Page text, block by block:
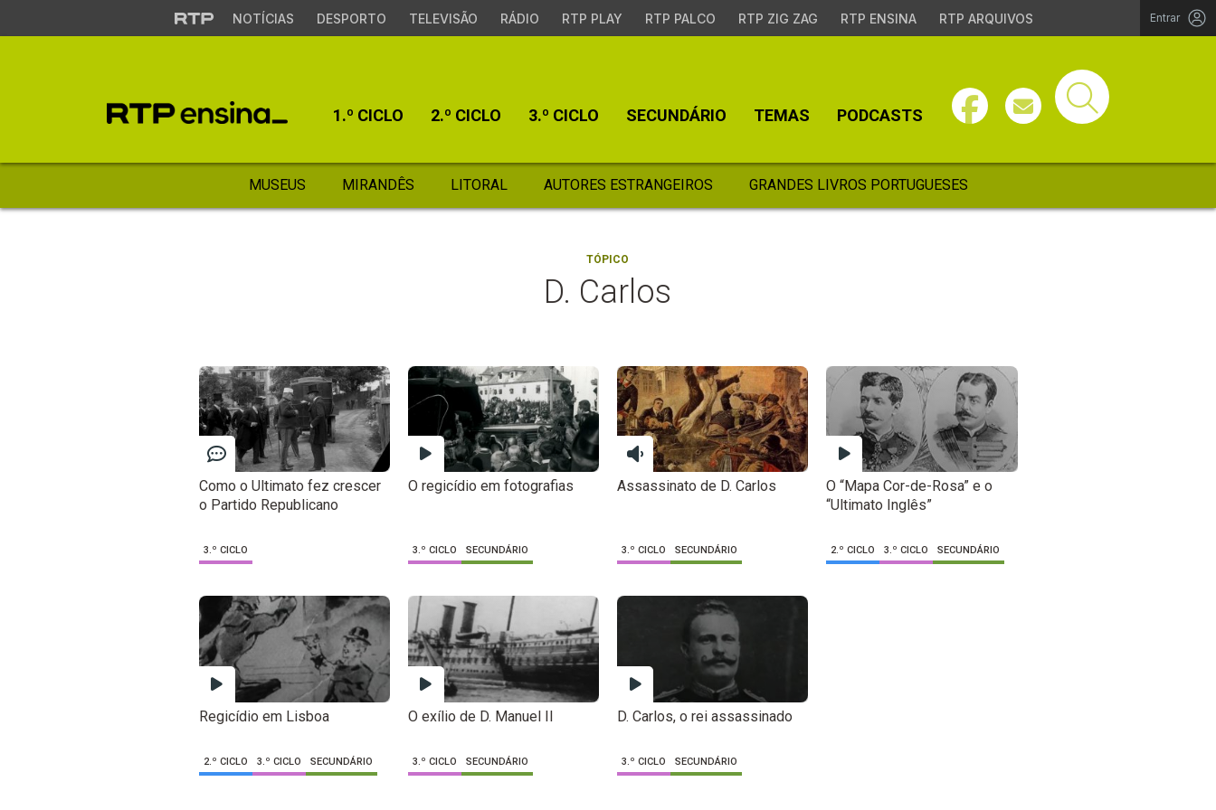
NOTÍCIAS DESPORTO TELEVISÃO RÁDIO RTP PLAY RTP PALCO RTP ZIG ZAG RTP ENSINA RTP ARQUIVOS Entrar
1.º CICLO 2.º CICLO 3.º CICLO SECUNDÁRIO TEMAS PODCASTS
MUSEUS MIRANDÊS LITORAL AUTORES ESTRANGEIROS GRANDES LIVROS PORTUGUESES
TÓPICO
D. Carlos
Como o Ultimato fez crescer
o Partido Republicano
3.º CICLO
O regicídio em fotografias
3.º CICLO SECUNDÁRIO
Assassinato de D. Carlos
3.º CICLO SECUNDÁRIO
O “Mapa Cor-de-Rosa” e o
“Ultimato Inglês”
2.º CICLO 3.º CICLO SECUNDÁRIO
Regicídio em Lisboa
2.º CICLO 3.º CICLO SECUNDÁRIO
O exílio de D. Manuel II
3.º CICLO SECUNDÁRIO
D. Carlos, o rei assassinado
3.º CICLO SECUNDÁRIO